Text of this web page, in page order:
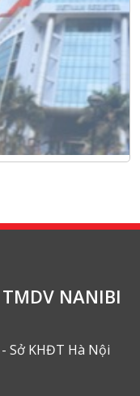
NANIBI
Sở KHĐT Hà Nội